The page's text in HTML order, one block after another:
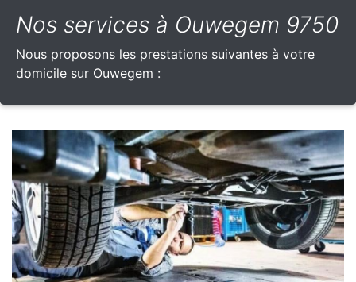
Nos services à Ouwegem 9750
Nous proposons les prestations suivantes à votre
domicile sur Ouwegem :